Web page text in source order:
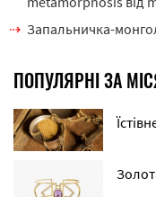
Запальничка-
ПОПУЛЯРНІ ЗА